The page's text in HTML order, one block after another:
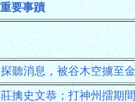
重要事蹟
聽消息，被谷木空擄至
擒史文恭；打神州擂期